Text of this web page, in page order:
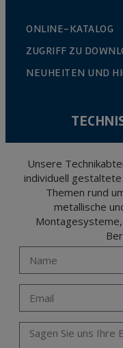
ONLINE-KATALOG
ZUGRIFF ZU
NEUHEITEN UND
Unsere
individuell gestaltete
Themen rund
metallische